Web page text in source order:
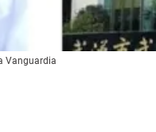
Vanguardia